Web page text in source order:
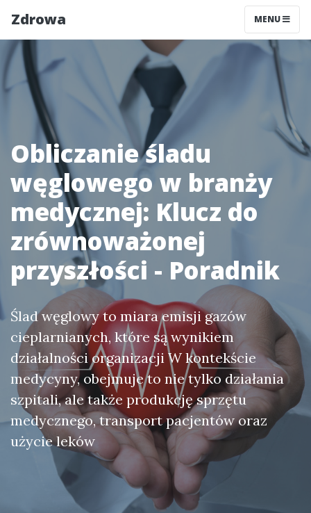
Zdrowa MENU
Obliczanie śladu
węglowego w branży
medycznej: Klucz do
zrównoważonej
przyszłości - Poradnik
Ślad węglowy to miara emisji gazów
cieplarnianych, które są wynikiem
działalności organizacji W kontekście
medycyny, obejmuje to nie tylko działania
szpitali, ale także produkcję sprzętu
medycznego, transport pacjentów oraz
użycie leków